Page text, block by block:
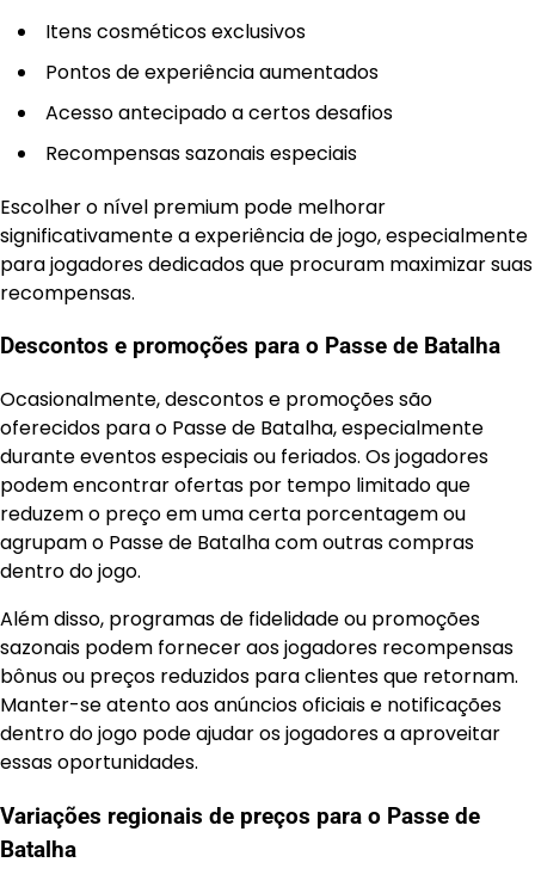
Itens cosméticos exclusivos
Pontos de experiência aumentados
Acesso antecipado a certos desafios
Recompensas sazonais especiais
Escolher o nível premium pode melhorar
significativamente a experiência de jogo, especialmente
para jogadores dedicados que procuram maximizar suas
recompensas.
Descontos e promoções para o Passe de Batalha
Ocasionalmente, descontos e promoções são
oferecidos para o Passe de Batalha, especialmente
durante eventos especiais ou feriados. Os jogadores
podem encontrar ofertas por tempo limitado que
reduzem o preço em uma certa porcentagem ou
agrupam o Passe de Batalha com outras compras
dentro do jogo.
Além disso, programas de fidelidade ou promoções
sazonais podem fornecer aos jogadores recompensas
bônus ou preços reduzidos para clientes que retornam.
Manter-se atento aos anúncios oficiais e notificações
dentro do jogo pode ajudar os jogadores a aproveitar
essas oportunidades.
Variações regionais de preços para o Passe de
Batalha